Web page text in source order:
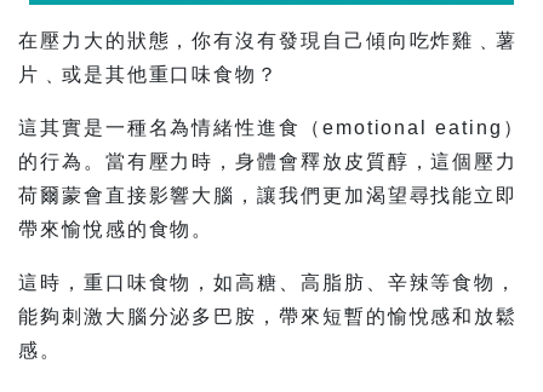
在壓力大的狀態，你有沒有發現自己傾向吃炸雞﹑薯
片﹑或是其他重口味食物？
這其實是一種名為情緒性進食（emotional eating）
的行為。當有壓力時，身體會釋放皮質醇，這個壓力
荷爾蒙會直接影響大腦，讓我們更加渴望尋找能立即
帶來愉悅感的食物。
這時，重口味食物，如高糖、高脂肪、辛辣等食物，
能夠刺激大腦分泌多巴胺，帶來短暫的愉悅感和放鬆
感。